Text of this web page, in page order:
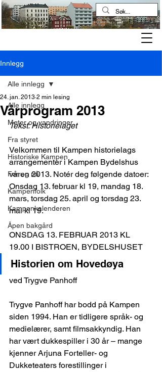
Innlegg
Alle innlegg
Møter og vandringer
Fra styret
Historiske Kampen
Før og nå
Kampenfolk
Kampenkalenderen
Åpen bakgård
Alle innlegg
Vårprogram 2013
24. jan. 2013 2 min lesing
Tekst: Historielaget
Velkommen til Kampen historielags
arrangementer i Kampen Bydelshus
våren 2013. Notér deg følgende datoer:
Onsdag 13. februar kl 19, mandag 18.
mars, torsdag 25. april og torsdag 23.
mai kl 19.
ONSDAG 13. FEBRUAR 2013 KL
19.00 I BISTROEN, BYDELSHUSET
Historien om Hovedøya
ved Trygve Panhoff
Trygve Panhoff har bodd på Kampen
siden 1994. Han er tidligere språk- og
medielærer, samt filmsakkyndig. Han
har vært dukkespiller i 30 år – mange
kjenner Arjuna Forteller- og
Dukketeaters forestillinger i